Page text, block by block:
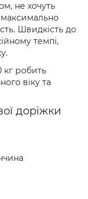
не хочуть
Швидкість до
темпі,
кг робить
віку та
доріжки